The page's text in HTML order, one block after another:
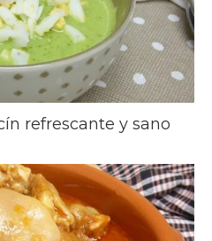
refrescante y sano